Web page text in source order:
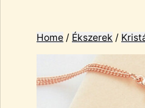
Home / Ékszerek /